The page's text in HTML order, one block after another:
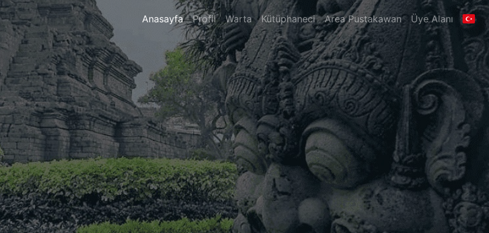
Anasayfa Profil Warta Kütüphaneci Area Pustakawan Üye Alanı